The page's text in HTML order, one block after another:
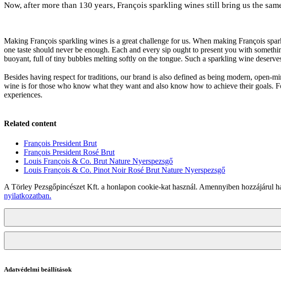
Now, after more than 130 years, François sparkling wines still bring us the
Making François sparkling wines is a great challenge for us. When making François
one taste should never be enough. Each and every sip ought to present you with
buoyant, full of tiny bubbles melting softly on the tongue. Such a sparkling wine
Besides having respect for traditions, our brand is also defined as being modern,
wine is for those who know what they want and also know how to achieve their goals.
experiences.
Related content
François President Brut
François President Rosé Brut
Louis François & Co. Brut Nature Nyerspezsgő
Louis François & Co. Pinot Noir Rosé Brut Nature Nyerspezsgő
A Törley Pezsgőpincészet Kft. a honlapon cookie-kat használ. Amennyiben hozzájárul
nyilatkozatban.
Adatvédelmi beállítások